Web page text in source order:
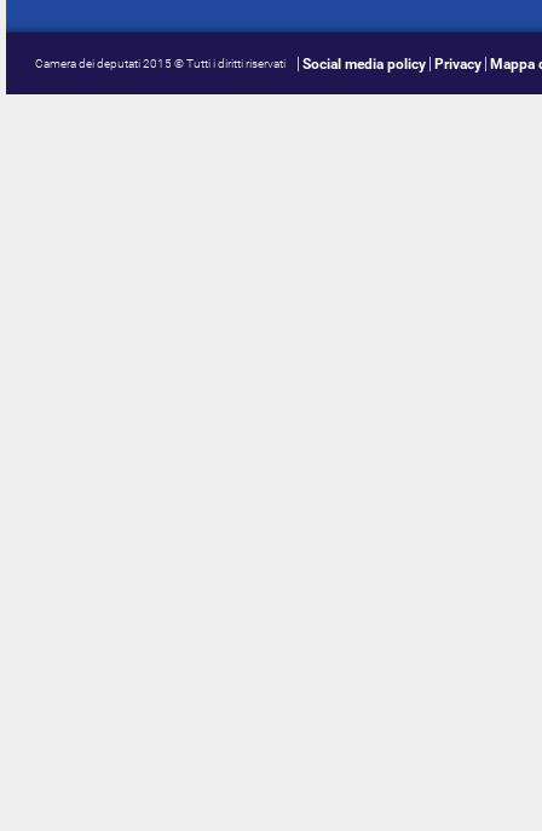
Camera dei deputati 2015 © Tutti i diritti riservati Social media policy Privacy Mappa